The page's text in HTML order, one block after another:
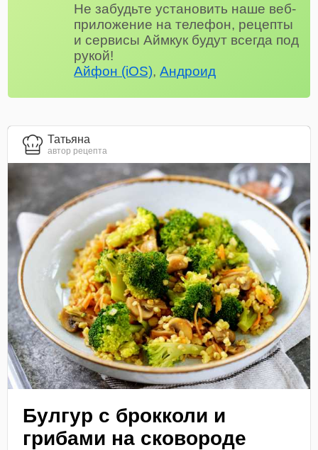
Не забудьте установить наше веб-
приложение на телефон, рецепты
и сервисы Аймкук будут всегда под
рукой!
Айфон (iOS),Андроид
Татьяна
автор рецепта
Булгур с брокколи и
грибами на сковороде